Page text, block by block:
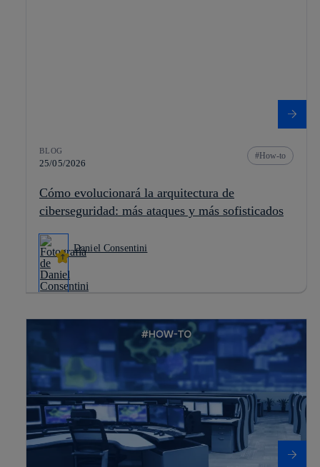
BLOG
25/05/2026
How-to
Cómo evolucionará la arquitectura de
ciberseguridad: más ataques y más sofisticados
Daniel Consentini